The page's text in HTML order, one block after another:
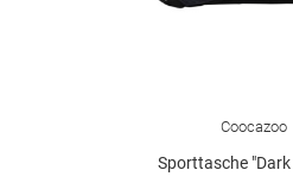
Coocazoo
Sporttasche "Dark